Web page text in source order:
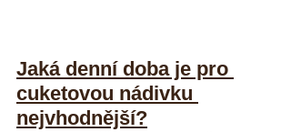
Jaká denní doba je pro
cuketovou nádivku
nejvhodnější?